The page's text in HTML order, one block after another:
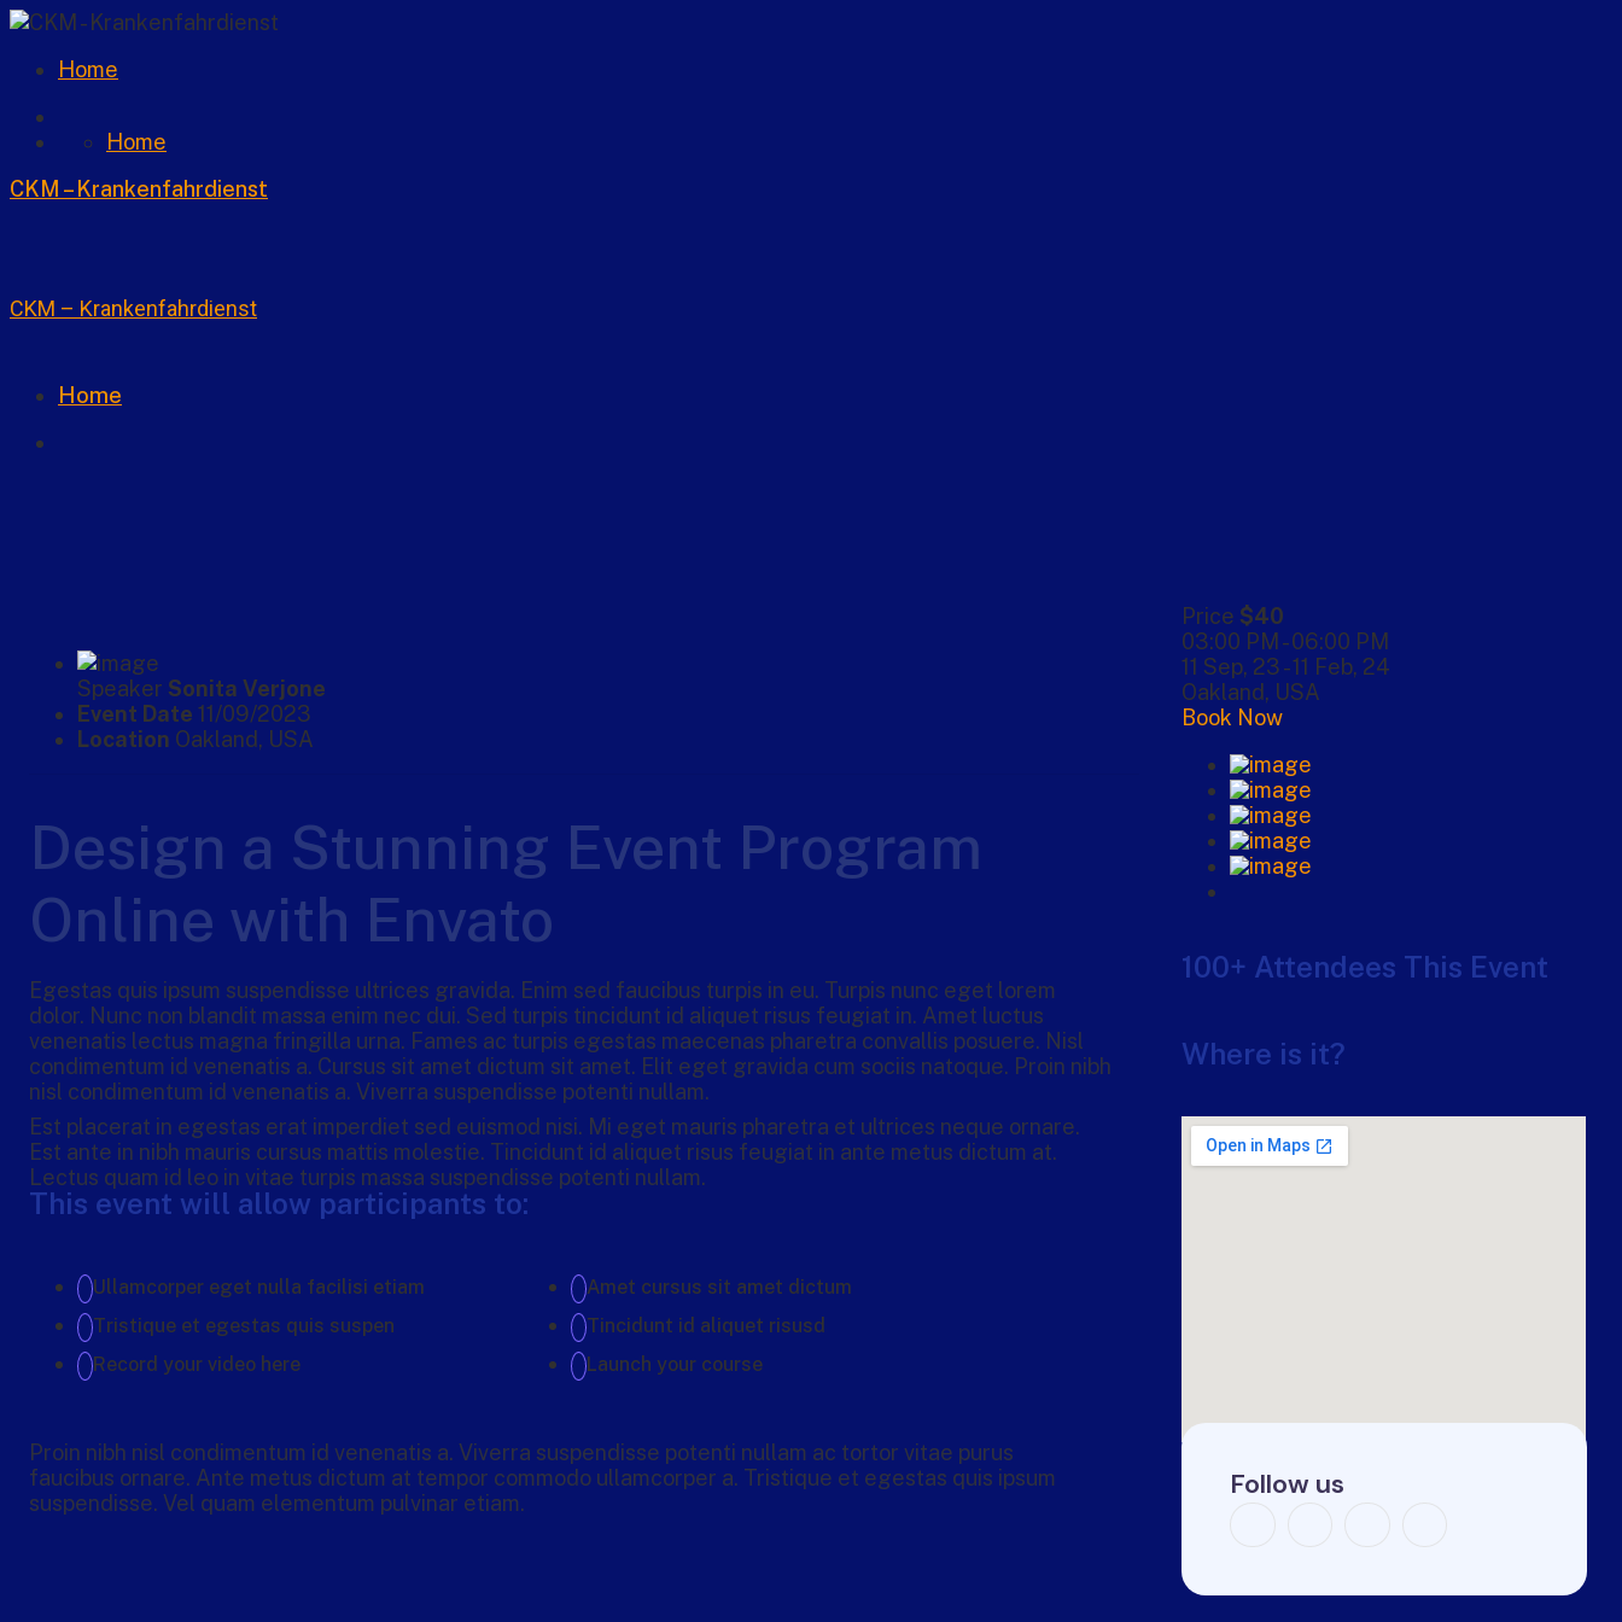
Home
Home
CKM – Krankenfahrdienst
CKM – Krankenfahrdienst
Home
Speaker Sonita Verjone
Event Date 11/09/2023
Location Oakland, USA
Design a Stunning Event Program
Online with Envato
Egestas quis ipsum suspendisse ultrices gravida. Enim sed faucibus turpis in eu. Turpis nunc eget lorem
dolor. Nunc non blandit massa enim nec dui. Sed turpis tincidunt id aliquet risus feugiat in. Amet luctus
venenatis lectus magna fringilla urna. Fames ac turpis egestas maecenas pharetra convallis posuere. Nisl
condimentum id venenatis a. Cursus sit amet dictum sit amet. Elit eget gravida cum sociis natoque. Proin nibh
nisl condimentum id venenatis a. Viverra suspendisse potenti nullam.
Est placerat in egestas erat imperdiet sed euismod nisi. Mi eget mauris pharetra et ultrices neque ornare.
Est ante in nibh mauris cursus mattis molestie. Tincidunt id aliquet risus feugiat in ante metus dictum at.
Lectus quam id leo in vitae turpis massa suspendisse potenti nullam.
This event will allow participants to:
Ullamcorper eget nulla facilisi etiam
Tristique et egestas quis suspen
Record your video here
Amet cursus sit amet dictum
Tincidunt id aliquet risusd
Launch your course
Proin nibh nisl condimentum id venenatis a. Viverra suspendisse potenti nullam ac tortor vitae purus
faucibus ornare. Ante metus dictum at tempor commodo ullamcorper a. Tristique et egestas quis ipsum
suspendisse. Vel quam elementum pulvinar etiam.
Price $40
03:00 PM - 06:00 PM
11 Sep, 23 - 11 Feb, 24
Oakland, USA
Book Now
100+ Attendees This Event
Where is it?
Follow us